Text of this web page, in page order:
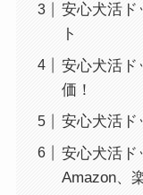
安心犬活ド
ト
安心犬活ド
価！
安心犬活ド
安心犬活ド
Amazon、